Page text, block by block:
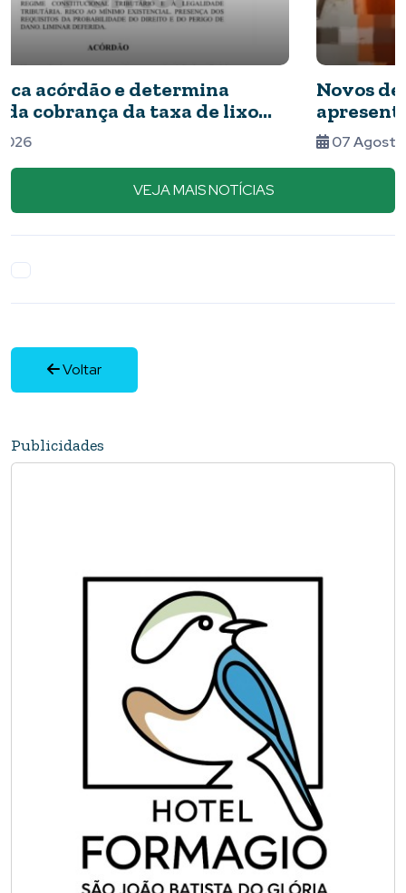
Novos detalhes do caso: cães resgatados
apresentavam ferimentos e comida com
barata
07 Agosto 2026
VEJA MAIS NOTÍCIAS
Voltar
Publicidades